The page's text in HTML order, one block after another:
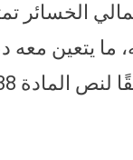
والبالغ 1.95 مليار